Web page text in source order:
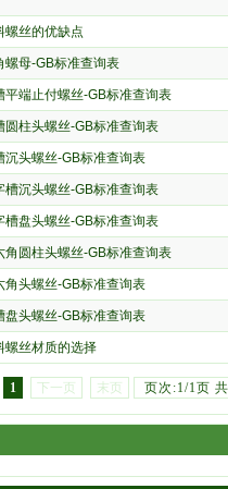
螺丝的优缺点
螺母-GB标准查询表
平端止付螺丝-GB标准查询表
圆柱头螺丝-GB标准查询表
沉头螺丝-GB标准查询表
槽沉头螺丝-GB标准查询表
槽盘头螺丝-GB标准查询表
角圆柱头螺丝-GB标准查询表
角头螺丝-GB标准查询表
盘头螺丝-GB标准查询表
螺丝材质的选择
1 下一页 末页 页次:1/1页